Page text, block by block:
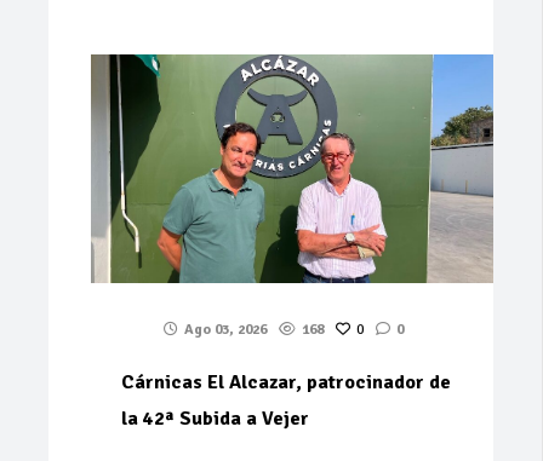
Ago 03, 2026 168 0 0
Cárnicas El Alcazar, patrocinador de
la 42ª Subida a Vejer